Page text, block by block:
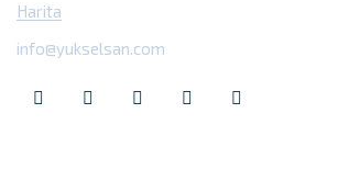
Harita
info@yukselsan.com